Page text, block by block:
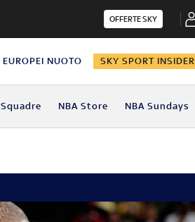
OFFERTE SKY
EUROPEI NUOTO SKY SPORT INSIDER
Squadre NBA Store NBA Sundays